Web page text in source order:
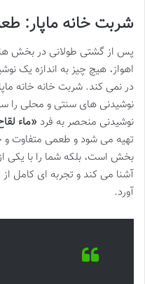
شربت خانه ماپار:
پس از گشتی طولانی در بخش
اهواز، هیچ چیز به اندازه یک
در نمی کند. شربت خانه خانه
نوشیدنی های سنتی و محلی را
نوشیدنی منحصر به فرد «ماء
تهیه می شود و طعمی متفاوت و
بخش است، بلکه شما را با
آشنا می کند و تجربه ای کامل
آورد.